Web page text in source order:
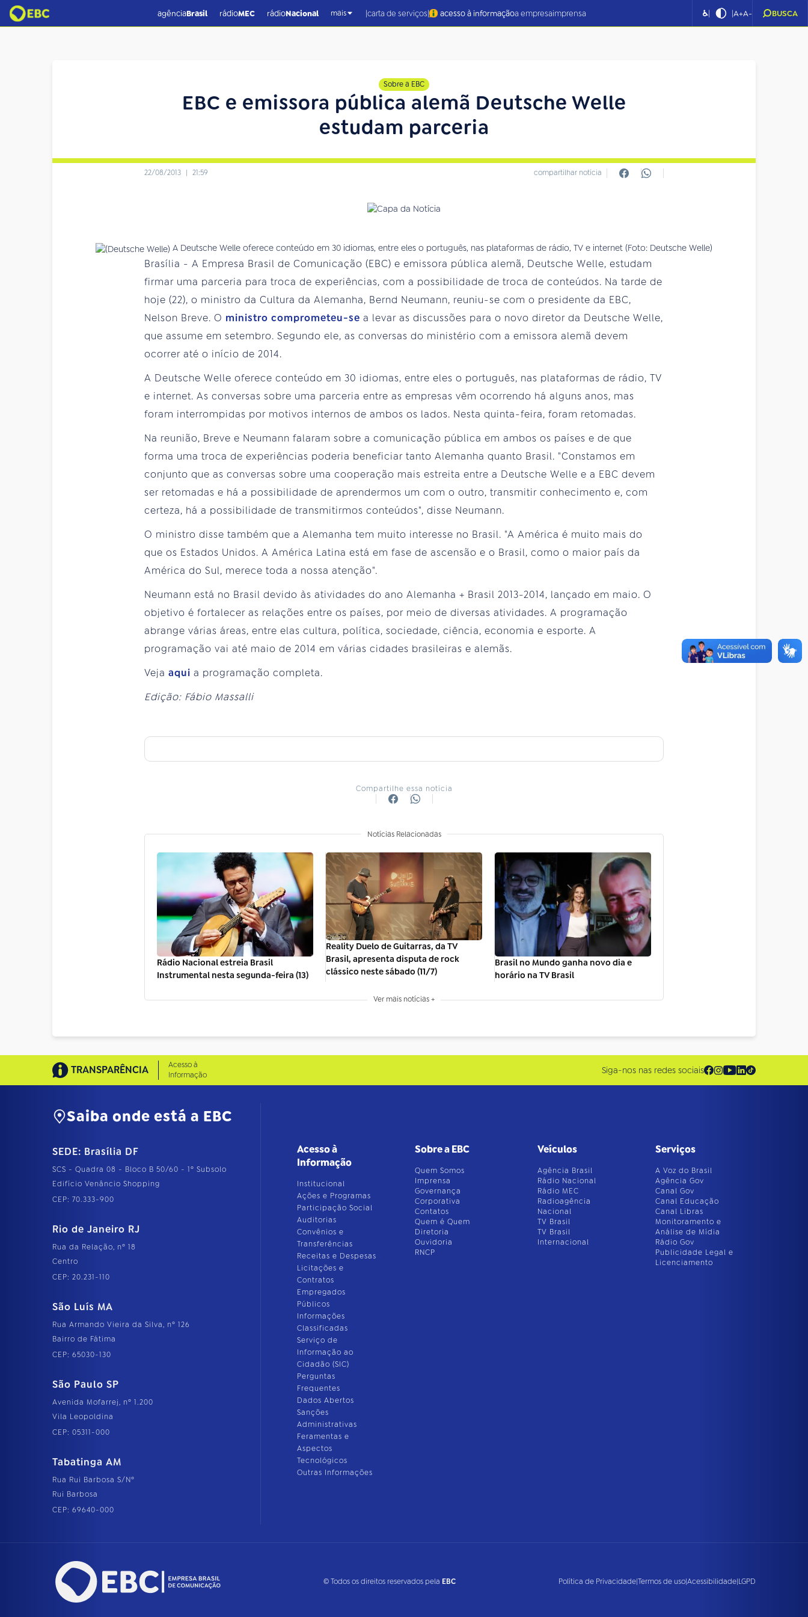
agênciaBrasil rádioMEC rádioNacional mais |carta de serviços| acesso à informaçãoa empresaimprensa ♿| |A+A- BUSCA
Sobre a EBC
EBC e emissora pública alemã Deutsche Welle
estudam parceria
22/08/2013 | 21:59 compartilhar notícia
A Deutsche Welle oferece conteúdo em 30 idiomas, entre eles o português, nas plataformas de rádio, TV e internet (Foto: Deutsche Welle)
Brasília - A Empresa Brasil de Comunicação (EBC) e emissora pública alemã, Deutsche Welle, estudam
firmar uma parceria para troca de experiências, com a possibilidade de troca de conteúdos. Na tarde de
hoje (22), o ministro da Cultura da Alemanha, Bernd Neumann, reuniu-se com o presidente da EBC,
Nelson Breve. O ministro comprometeu-se a levar as discussões para o novo diretor da Deutsche Welle,
que assume em setembro. Segundo ele, as conversas do ministério com a emissora alemã devem
ocorrer até o início de 2014.
A Deutsche Welle oferece conteúdo em 30 idiomas, entre eles o português, nas plataformas de rádio, TV
e internet. As conversas sobre uma parceria entre as empresas vêm ocorrendo há alguns anos, mas
foram interrompidas por motivos internos de ambos os lados. Nesta quinta-feira, foram retomadas.
Na reunião, Breve e Neumann falaram sobre a comunicação pública em ambos os países e de que
forma uma troca de experiências poderia beneficiar tanto Alemanha quanto Brasil. "Constamos em
conjunto que as conversas sobre uma cooperação mais estreita entre a Deutsche Welle e a EBC devem
ser retomadas e há a possibilidade de aprendermos um com o outro, transmitir conhecimento e, com
certeza, há a possibilidade de transmitirmos conteúdos", disse Neumann.
O ministro disse também que a Alemanha tem muito interesse no Brasil. "A América é muito mais do
que os Estados Unidos. A América Latina está em fase de ascensão e o Brasil, como o maior país da
América do Sul, merece toda a nossa atenção".
Neumann está no Brasil devido às atividades do ano Alemanha + Brasil 2013-2014, lançado em maio. O
objetivo é fortalecer as relações entre os países, por meio de diversas atividades. A programação
abrange várias áreas, entre elas cultura, política, sociedade, ciência, economia e esporte. A
programação vai até maio de 2014 em várias cidades brasileiras e alemãs.
Veja aqui a programação completa.
Edição: Fábio Massalli
Compartilhe essa notícia
Notícias Relacionadas
Rádio Nacional estreia Brasil
Instrumental nesta segunda-feira (13)
Reality Duelo de Guitarras, da TV
Brasil, apresenta disputa de rock
clássico neste sábado (11/7)
Brasil no Mundo ganha novo dia e
horário na TV Brasil
Ver mais notícias +
TRANSPARÊNCIA
Acesso à
Informação
Siga-nos nas redes sociais
Saiba onde está a EBC
SEDE: Brasília DF
SCS - Quadra 08 - Bloco B 50/60 - 1º Subsolo
Edifício Venâncio Shopping
CEP: 70.333-900
Rio de Janeiro RJ
Rua da Relação, nº 18
Centro
CEP: 20.231-110
São Luís MA
Rua Armando Vieira da Silva, nº 126
Bairro de Fátima
CEP: 65030-130
São Paulo SP
Avenida Mofarrej, nº 1.200
Vila Leopoldina
CEP: 05311-000
Tabatinga AM
Rua Rui Barbosa S/Nº
Rui Barbosa
CEP: 69640-000
Acesso à
Informação
Institucional
Ações e Programas
Participação Social
Auditorias
Convênios e
Transferências
Receitas e Despesas
Licitações e
Contratos
Empregados
Públicos
Informações
Classificadas
Serviço de
Informação ao
Cidadão (SIC)
Perguntas
Frequentes
Dados Abertos
Sanções
Administrativas
Feramentas e
Aspectos
Tecnológicos
Outras Informações
Sobre a EBC
Quem Somos
Imprensa
Governança
Corporativa
Contatos
Quem é Quem
Diretoria
Ouvidoria
RNCP
Veículos
Agência Brasil
Rádio Nacional
Rádio MEC
Radioagência
Nacional
TV Brasil
TV Brasil
Internacional
Serviços
A Voz do Brasil
Agência Gov
Canal Gov
Canal Educação
Canal Libras
Monitoramento e
Análise de Mídia
Rádio Gov
Publicidade Legal e
Licenciamento
© Todos os direitos reservados pela EBC Política de Privacidade|Termos de uso|Acessibilidade|LGPD